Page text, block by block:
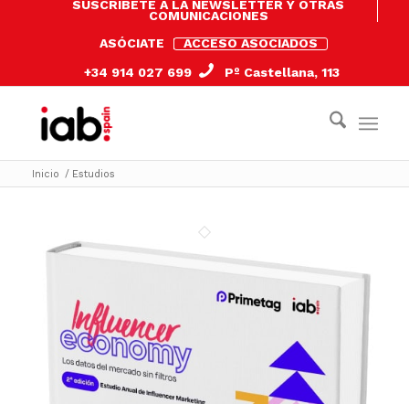
SUSCRÍBETE A LA NEWSLETTER Y OTRAS
COMUNICACIONES
ASÓCIATE
ACCESO ASOCIADOS
+34 914 027 699
Pº Castellana, 113
Inicio / Estudios